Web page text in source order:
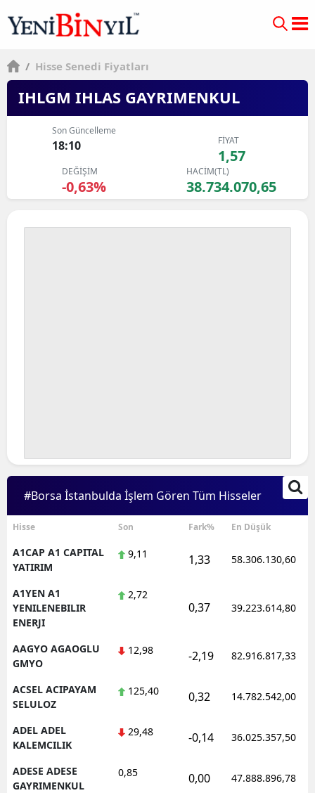
/ Hisse Senedi Fiyatları
IHLGM IHLAS GAYRIMENKUL
Son Güncelleme
18:10 FİYAT
1,57
DEĞİŞİM
-0,63%
HACİM(TL)
38.734.070,65
#Borsa İstanbulda İşlem Gören Tüm Hisseler
Hisse Son Fark% En Düşük
A1CAP A1 CAPITAL
YATIRIM
9,11 1,33 58.306.130,60
A1YEN A1
YENILENEBILIR
ENERJI
2,72
0,37 39.223.614,80
AAGYO AGAOGLU
GMYO
12,98 -2,19 82.916.817,33
ACSEL ACIPAYAM
SELULOZ
125,40 0,32 14.782.542,00
ADEL ADEL
KALEMCILIK
29,48 -0,14 36.025.357,50
ADESE ADESE
GAYRIMENKUL
0,85 0,00 47.888.896,78